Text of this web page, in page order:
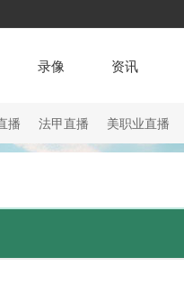
录像 资讯
播 法甲直播 美职业直播